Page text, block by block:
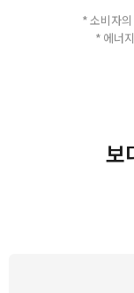
* 소비자의
* 에너
보